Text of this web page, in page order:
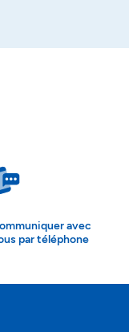
avec
par téléphone